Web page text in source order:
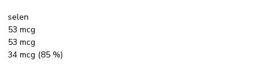
selen
53 mcg
53 mcg
34 mcg (85 %)